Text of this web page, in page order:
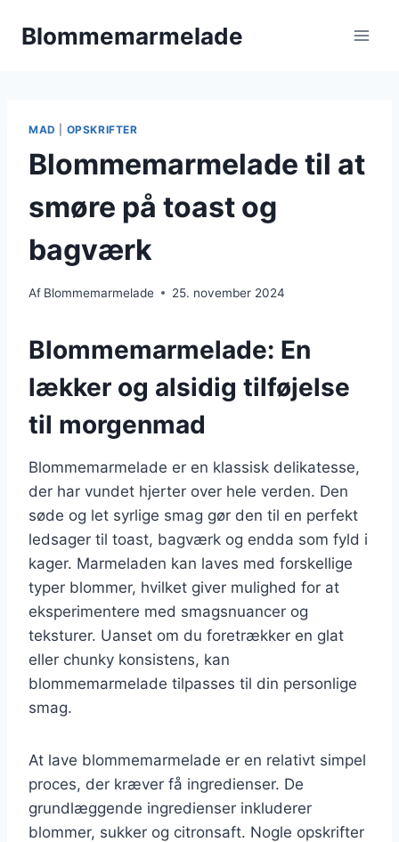
Blommemarmelade
MAD OPSKRIFTER
Blommemarmelade til at
smøre på toast og
bagværk
Af Blommemarmelade 25. november 2024
Blommemarmelade: En
lækker og alsidig tilføjelse
til morgenmad
Blommemarmelade er en klassisk delikatesse,
der har vundet hjerter over hele verden. Den
søde og let syrlige smag gør den til en perfekt
ledsager til toast, bagværk og endda som fyld i
kager. Marmeladen kan laves med forskellige
typer blommer, hvilket giver mulighed for at
eksperimentere med smagsnuancer og
teksturer. Uanset om du foretrækker en glat
eller chunky konsistens, kan
blommemarmelade tilpasses til din personlige
smag.
At lave blommemarmelade er en relativt simpel
proces, der kræver få ingredienser. De
grundlæggende ingredienser inkluderer
blommer, sukker og citronsaft. Nogle opskrifter